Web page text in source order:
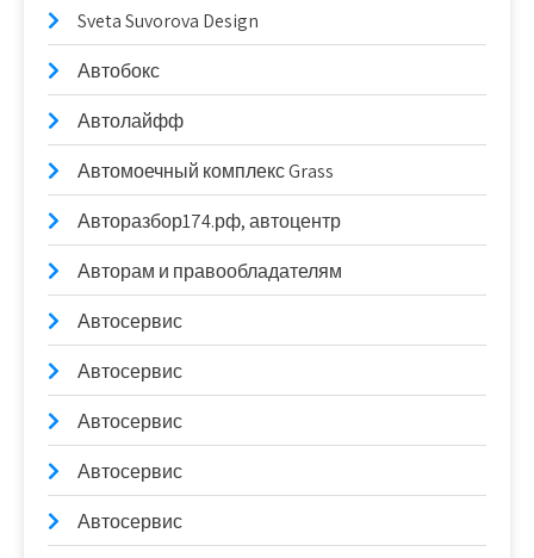
Sveta Suvorova Design
Автобокс
Автолайфф
Автомоечный комплекс Grass
Авторазбор174.рф, автоцентр
Авторам и правообладателям
Автосервис
Автосервис
Автосервис
Автосервис
Автосервис